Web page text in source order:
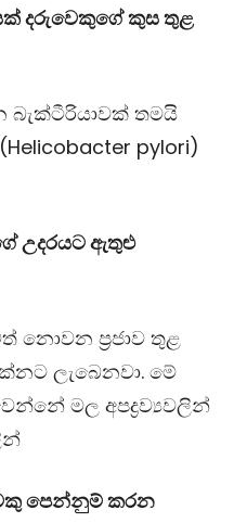
දරුවෙකුගේ කුස තුළ
බැක්ටීරියාවක් තමයි
Helicobacter pylori)
උදරයට ඇතුළු
නොවන ප්‍රජාව තුළ
ලැබෙනවා. මේ
මල අපද්‍රව්‍යවලින්
පෙන්නුම් කරන